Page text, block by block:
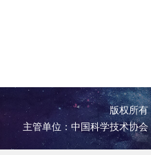
版权所
主管单位：中国科学技术协